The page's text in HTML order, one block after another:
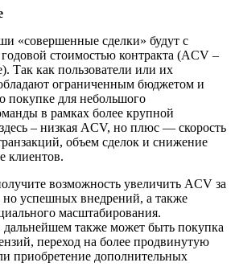
«совершенные сделки» будут с
стоимостью контракта (ACV –
Так как пользователи или их
ограниченным бюджетом и
для небольшого
в рамках более крупной
– низкая ACV, но плюс — скорость
объем сделок и снижение
клиентов.
возможность увеличить ACV за
но успешных внедрений, а также
масштабирования.
также может быть покупка
переход на более продвинутую
приобретение дополнительных